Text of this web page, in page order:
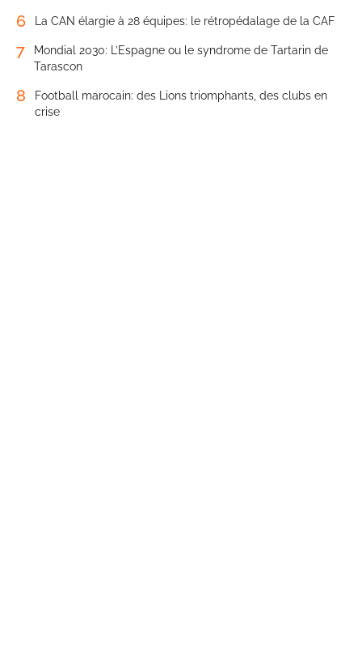
6 La CAN élargie à 28 équipes: le rétropédalage de la CAF
7
Mondial 2030: L’Espagne ou le syndrome de Tartarin de
Tarascon
8
Football marocain: des Lions triomphants, des clubs en
crise